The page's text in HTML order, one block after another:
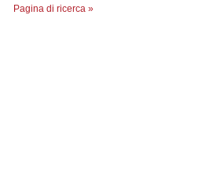
Pagina di ricerca »